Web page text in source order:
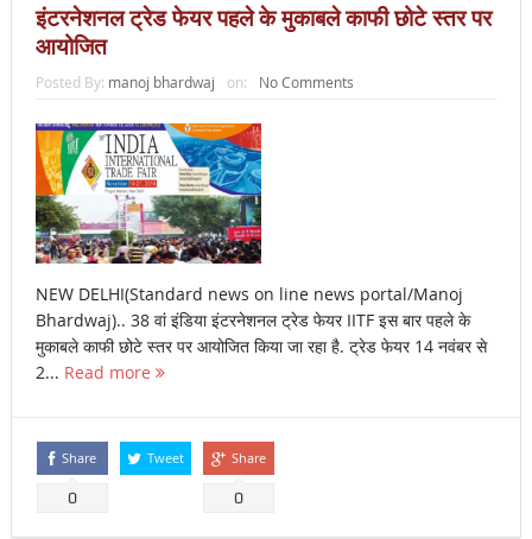
इंटरनेशनल ट्रेड फेयर पहले के मुकाबले काफी छोटे स्तर पर
आयोजित
Posted By: manoj bhardwaj on: No Comments
NEW DELHI(Standard news on line news portal/Manoj
Bhardwaj).. 38 वां इंडिया इंटरनेशनल ट्रेड फेयर IITF इस बार पहले के
मुकाबले काफी छोटे स्तर पर आयोजित किया जा रहा है. ट्रेड फेयर 14 नवंबर से
2... Read more
Share
0
Tweet Share
0